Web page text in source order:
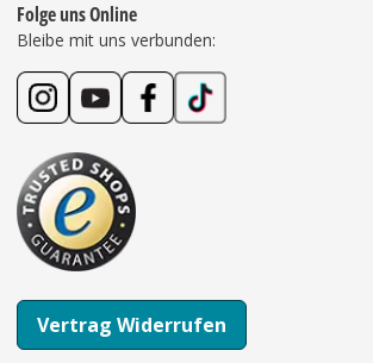
Folge uns Online
Bleibe mit uns verbunden:
Vertrag Widerrufen